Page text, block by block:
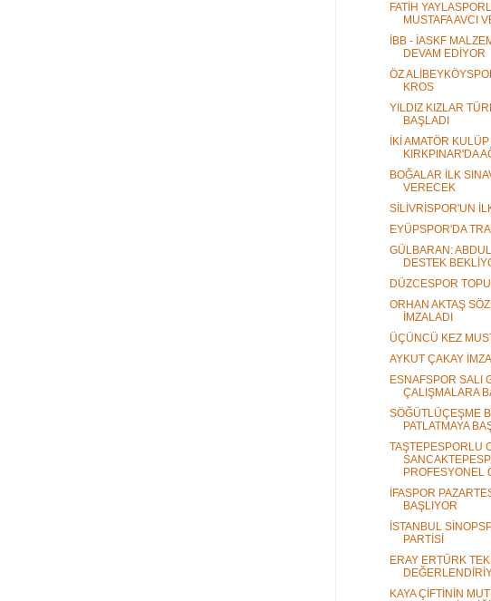
FATİH
MUSTAFA AVCI
İBB - İASKF
DEVAM EDİYOR
ÖZ
KROS
YILDIZ KIZLAR
BAŞLADI
İKİ AMATÖR
KIRKPINAR'DA
BOĞALAR İLK
VERECEK
SİLİVRİSPOR'UN
EYÜPSPOR'DA
GÜLBARAN:
DESTEK
DÜZCESPOR
ORHAN AKTAŞ
İMZALADI
ÜÇÜNCÜ KEZ
AYKUT ÇAKAY
ESNAFSPOR SALI
ÇALIŞMALARA
SÖĞÜTLÜÇEŞME
PATLATMAYA
TAŞTEPESPORLU
PROFESYONEL
İFASPOR
BAŞLIYOR
İSTANBUL
PARTİSİ
ERAY ERTÜRK
KAYA ÇİFTİNİN